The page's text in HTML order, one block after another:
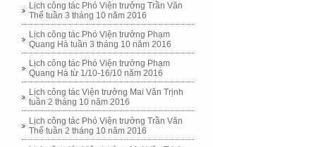
Lịch công tác Phó Viện trưởng Trần Văn
Thể tuần 3 tháng 10 năm 2016
Lịch công tác Phó Viện trưởng Phạm
Quang Hà tuần 3 tháng 10 năm 2016
Lịch công tác Phó Viện trưởng Phạm
Quang Hà từ 1/10-16/10 năm 2016
Lịch công tác Viện trưởng Mai Văn Trịnh
tuần 2 tháng 10 năm 2016
Lịch công tác Phó Viện trưởng Trần Văn
Thể tuần 2 tháng 10 năm 2016